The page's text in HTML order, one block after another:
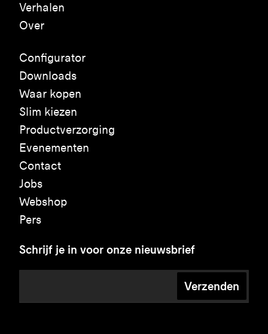
Verhalen
Over
Configurator
Downloads
Waar kopen
Slim kiezen
Productverzorging
Evenementen
Contact
Jobs
Webshop
Pers
Schrijf je in voor onze nieuwsbrief
Verzenden